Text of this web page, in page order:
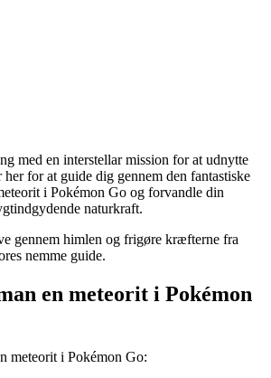
med en interstellar mission for at udnytte
for at guide dig gennem den fantastiske
i Pokémon Go og forvandle din
naturkraft.
gennem himlen og frigøre kræfterne fra
nemme guide.
en meteorit i Pokémon
meteorit i Pokémon Go: